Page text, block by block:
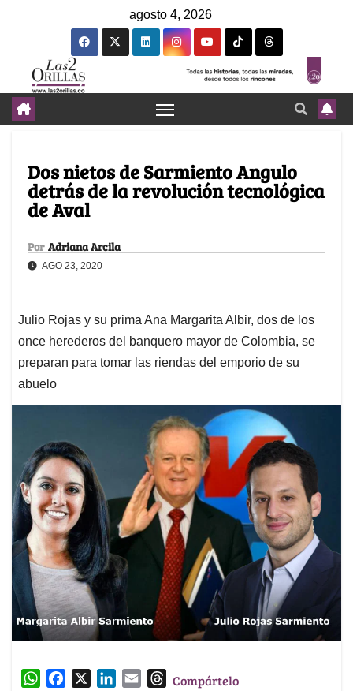
agosto 4, 2026
Dos nietos de Sarmiento Angulo
detrás de la revolución tecnológica
de Aval
Por Adriana Arcila
AGO 23, 2020
Julio Rojas y su prima Ana Margarita Albir, dos de los
once herederos del banquero mayor de Colombia, se
preparan para tomar las riendas del emporio de su
abuelo
W
TCompártelo